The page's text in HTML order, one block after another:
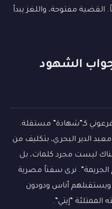
القضية مفتوحة، واللغز يبدأ
2: استجواب الشهود
كـ”شهادة” مستقلة.
الدير البحري، بتكليف من
ليست مجرد كلمات، بل
نرى سفناً مصرية
أناس ودودون
الممتلئة “إيتي”.